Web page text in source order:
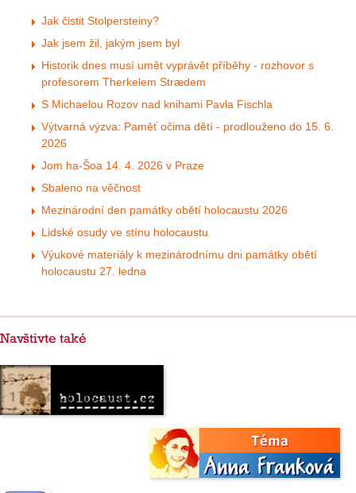
Jak čistit Stolpersteiny?
Jak jsem žil, jakým jsem byl
Historik dnes musí umět vyprávět příběhy - rozhovor s
profesorem Therkelem Strædem
S Michaelou Rozov nad knihami Pavla Fischla
Výtvarná výzva: Paměť očima dětí - prodlouženo do 15. 6.
2026
Jom ha-Šoa 14. 4. 2026 v Praze
Sbaleno na věčnost
Mezinárodní den památky obětí holocaustu 2026
Lidské osudy ve stínu holocaustu
Výukové materiály k mezinárodnímu dni památky obětí
holocaustu 27. ledna
Navštivte také